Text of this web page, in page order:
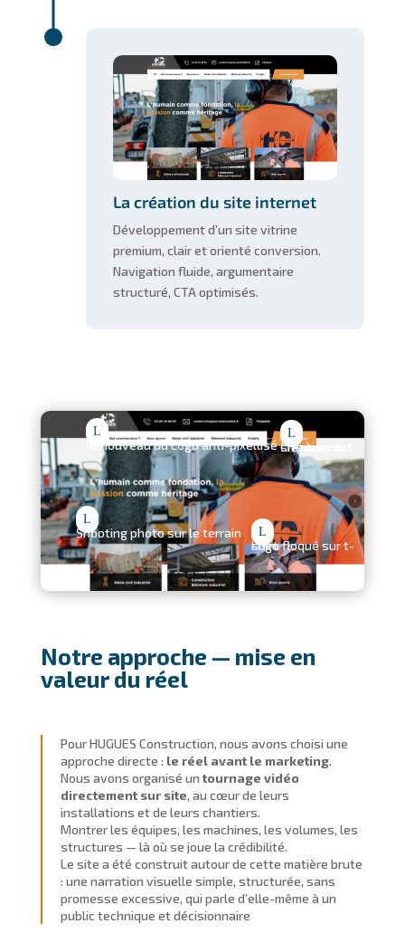
La création du site internet
Développement d’un site vitrine
premium, clair et orienté conversion.
Navigation fluide, argumentaire
structuré, CTA optimisés.
L
Renouveau du Logo anti-pixellisé
L
Logo floqué sur
t-shirt
L
Création du site internet
L
Shooting photo sur le terrain
Notre approche — mise en
valeur du réel
Pour HUGUES Construction, nous avons choisi une
approche directe : le réel avant le marketing.
Nous avons organisé untournage vidéo
directement sur site, au cœur de leurs
installations et de leurs chantiers.
Montrer les équipes, les machines, les volumes, les
structures — là où se joue la crédibilité.
Le site a été construit autour de cette matière brute
: une narration visuelle simple, structurée, sans
promesse excessive, qui parle d’elle-même à un
public technique et décisionnaire